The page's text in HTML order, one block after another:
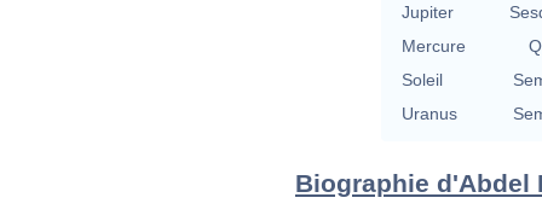
Jupiter
Mercure
Soleil
Uranus
Biographie d'Abdel